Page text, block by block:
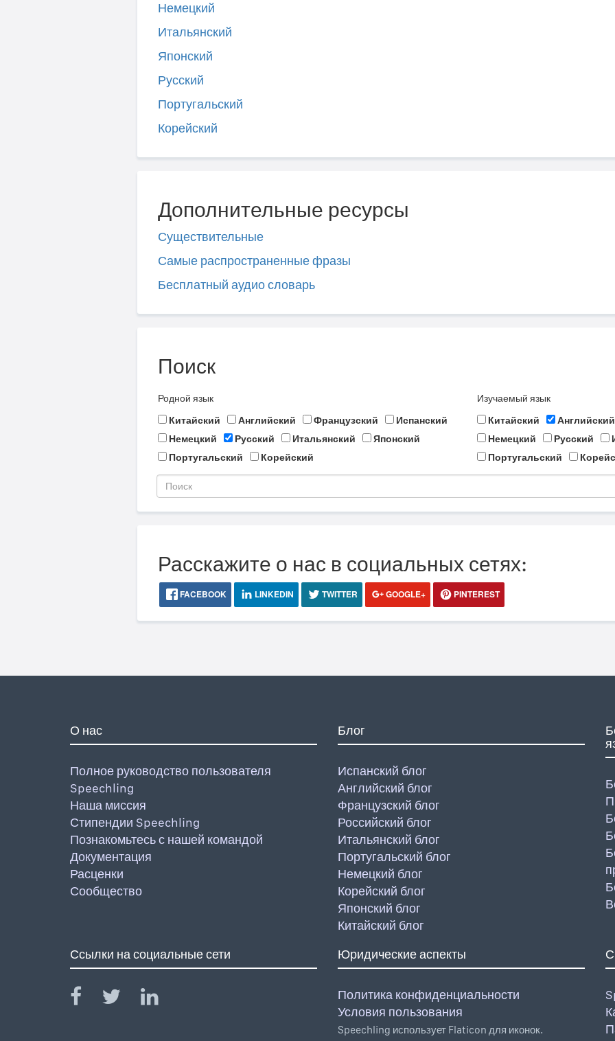
Немецкий
Итальянский
Японский
Русский
Португальский
Корейский
Дополнительные ресурсы
Существительные
Самые распространенные фразы
Бесплатный аудио словарь
Поиск
Родной язык
Китайский
Английский Французский
Испанский
Немецкий
Русский Итальянский
Японский
Португальский
Корейский
Изучаемый язык
Китайский
Английский
Немецкий
Русский
Португальский
Расскажите о нас в социальных сетях:
FACEBOOK LINKEDIN TWITTER GOOGLE+ PINTEREST
О нас
Полное руководство пользователя
Speechling
Наша миссия
Стипендии Speechling
Познакомьтесь с нашей командой
Документация
Расценки
Сообщество
Блог
Испанский блог
Английский блог
Французский блог
Российский блог
Итальянский блог
Португальский блог
Немецкий блог
Корейский блог
Японский блог
Китайский блог
Ссылки на социальные сети Юридические аспекты
Политика конфиденциальности
Условия пользования
Speechling использует Flaticon для иконок.